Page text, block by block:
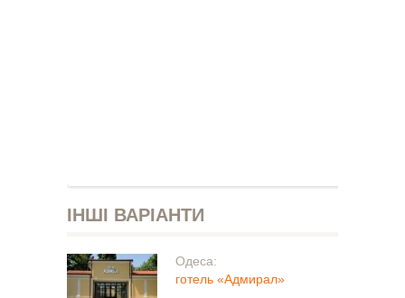
ІНШІ ВАРІАНТИ
Одеса:
готель «Адмирал»